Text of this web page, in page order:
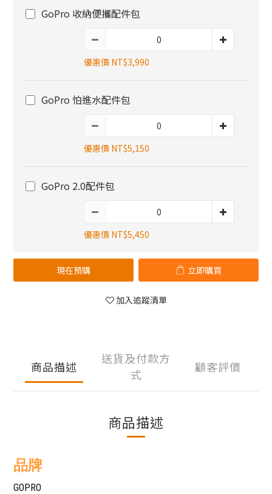
GoPro 收納便攜配件包
優惠價 NT$3,990
GoPro 怕進水配件包
優惠價 NT$5,150
GoPro 2.0配件包
優惠價 NT$5,450
現在預購 立即購買
加入追蹤清單
商品描述
送貨及付款方
式
顧客評價
商品描述
品牌
GOPRO